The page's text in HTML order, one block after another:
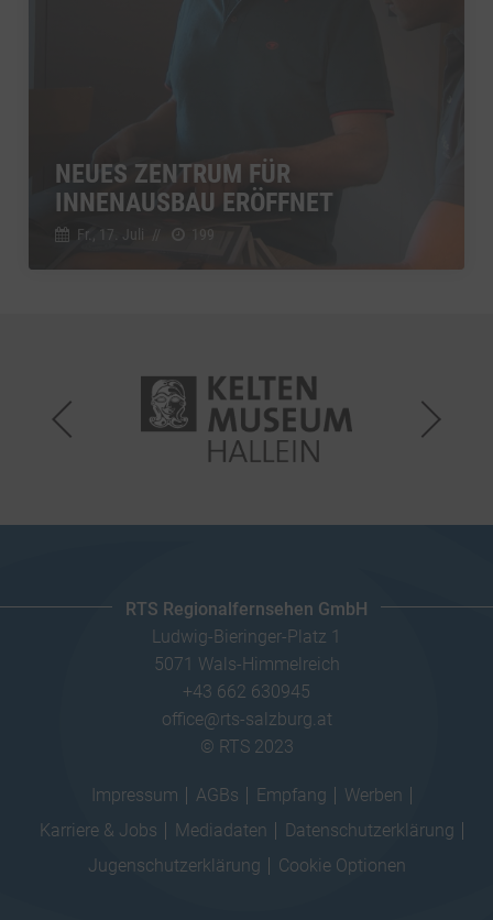
NEUES ZENTRUM FÜR
INNENAUSBAU ERÖFFNET
Fr., 17. Juli // 199
RTS Regionalfernsehen GmbH
Ludwig-Bieringer-Platz 1
5071 Wals-Himmelreich
+43 662 630945
office@rts-salzburg.at
© RTS 2023
Impressum AGBs Empfang
Werben
Karriere & Jobs
Mediadaten
Datenschutzerklärung
Jugenschutzerklärung
Cookie Optionen